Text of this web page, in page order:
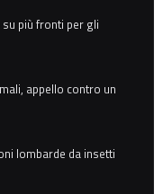
più fronti per gli
appello contro un
lombarde da insetti